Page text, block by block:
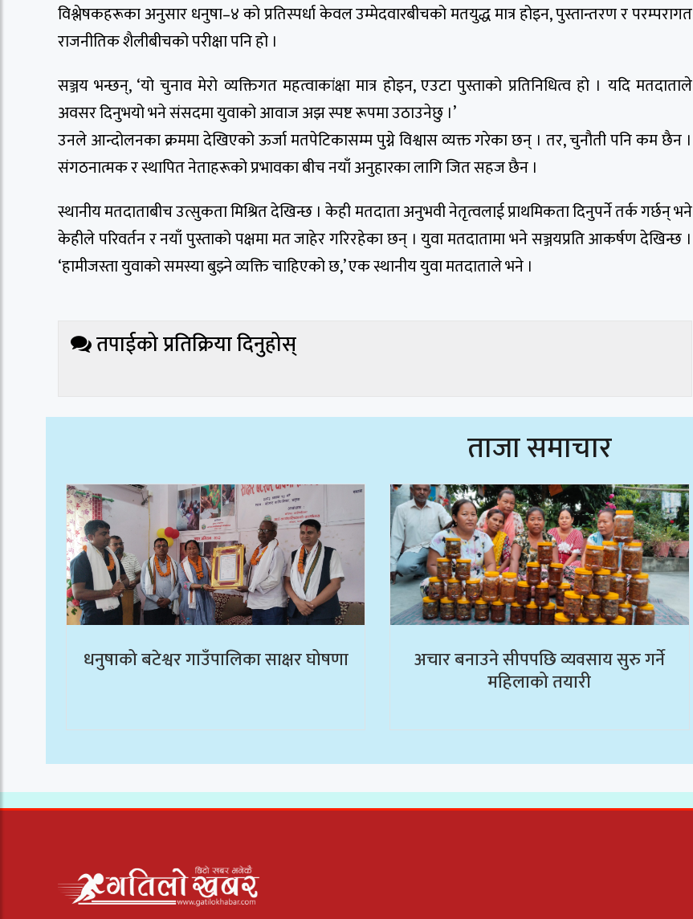
विश्लेषकहरूका अनुसार धनुषा–४ को प्रतिस्पर्धा केवल उम्मेदवारबीचको मतयुद्ध मात्र होइन, पुस्तान्तरण र परम्परागत
राजनीतिक शैलीबीचको परीक्षा पनि हो ।
सञ्जय भन्छन्, ‘यो चुनाव मेरो व्यक्तिगत महत्वाकांक्षा मात्र होइन, एउटा पुस्ताको प्रतिनिधित्व हो । यदि मतदाताले
अवसर दिनुभयो भने संसदमा युवाको आवाज अझ स्पष्ट रूपमा उठाउनेछु ।’
उनले आन्दोलनका क्रममा देखिएको ऊर्जा मतपेटिकासम्म पुग्ने विश्वास व्यक्त गरेका छन् । तर, चुनौती पनि कम छैन ।
संगठनात्मक र स्थापित नेताहरूको प्रभावका बीच नयाँ अनुहारका लागि जित सहज छैन ।
स्थानीय मतदाताबीच उत्सुकता मिश्रित देखिन्छ । केही मतदाता अनुभवी नेतृत्वलाई प्राथमिकता दिनुपर्ने तर्क गर्छन् भने
केहीले परिवर्तन र नयाँ पुस्ताको पक्षमा मत जाहेर गरिरहेका छन् । युवा मतदातामा भने सञ्जयप्रति आकर्षण देखिन्छ ।
‘हामीजस्ता युवाको समस्या बुझ्ने व्यक्ति चाहिएको छ,’ एक स्थानीय युवा मतदाताले भने ।
तपाईको प्रतिक्रिया दिनुहोस्
ताजा समाचार
धनुषाको बटेश्वर गाउँपालिका साक्षर घोषणा अचार बनाउने सीपपछि व्यवसाय सुरु गर्ने
महिलाको तयारी